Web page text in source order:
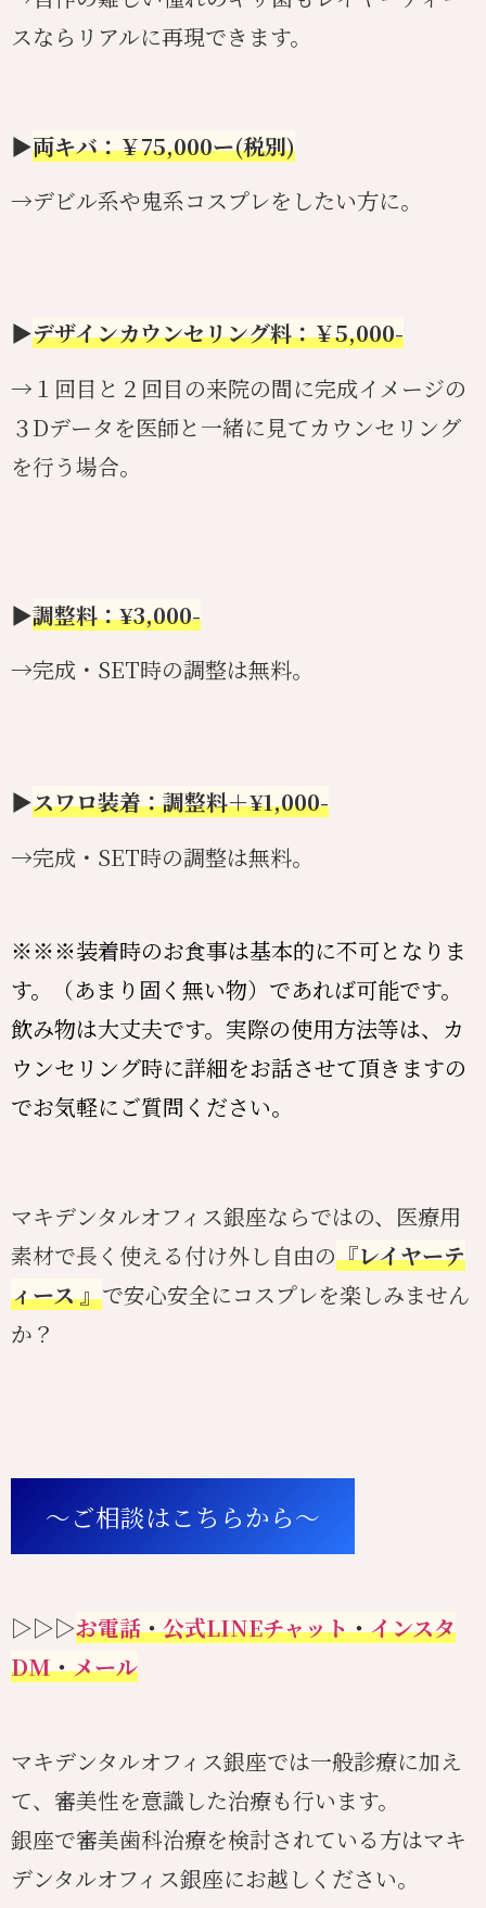
スならリアルに再現できます。
▶︎両キバ：￥75,000ー(税別)
→デビル系や鬼系コスプレをしたい方に。
▶︎デザインカウンセリング料：￥5,000-
→１回目と２回目の来院の間に完成イメージの
３Dデータを医師と一緒に見てカウンセリング
を行う場合。
▶︎調整料：¥3,000-
→完成・SET時の調整は無料。
▶︎スワロ装着：調整料＋¥1,000-
→完成・SET時の調整は無料。
※※※装着時のお食事は基本的に不可となりま
す。（あまり固く無い物）であれば可能です。
飲み物は大丈夫です。実際の使用方法等は、カ
ウンセリング時に詳細をお話させて頂きますの
でお気軽にご質問ください。
マキデンタルオフィス銀座ならではの、医療用
素材で長く使える付け外し自由の『レイヤーテ
ィース 』で安心安全にコスプレを楽しみません
か？
〜ご相談はこちらから〜
▷▷▷お電話・公式LINEチャット・インスタ
DM・メール
マキデンタルオフィス銀座では一般診療に加え
て、審美性を意識した治療も行います。
銀座で審美歯科治療を検討されている方はマキ
デンタルオフィス銀座にお越しください。